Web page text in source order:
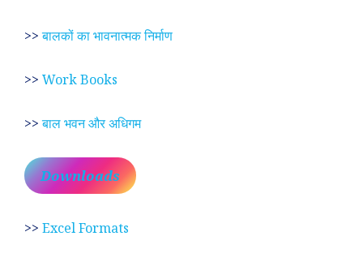
>>बालकों का भावनात्मक निर्माण
>> Work Books
>>बाल भवन और अधिगम
Downloads
>> Excel Formats